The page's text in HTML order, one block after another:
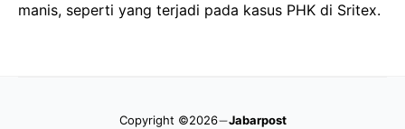
manis, seperti yang terjadi pada kasus PHK di Sritex.
Copyright ©2026 Jabarpost